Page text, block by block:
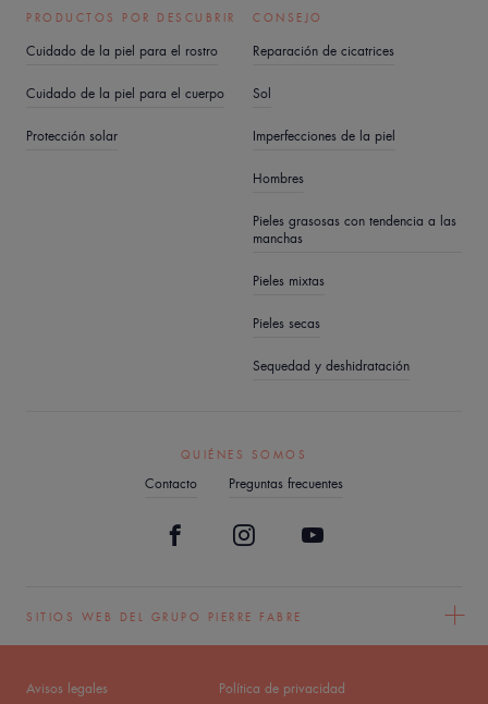
PRODUCTOS POR DESCUBRIR
Cuidado de la piel para el rostro
Cuidado de la piel para el cuerpo
Protección solar
CONSEJO
Reparación de cicatrices
Sol
Imperfecciones de la piel
Hombres
Pieles grasosas con tendencia a las
manchas
Pieles mixtas
Pieles secas
Sequedad y deshidratación
QUIÉNES SOMOS
Contacto Preguntas frecuentes
SITIOS WEB DEL GRUPO PIERRE FABRE
Avisos legales Política de privacidad